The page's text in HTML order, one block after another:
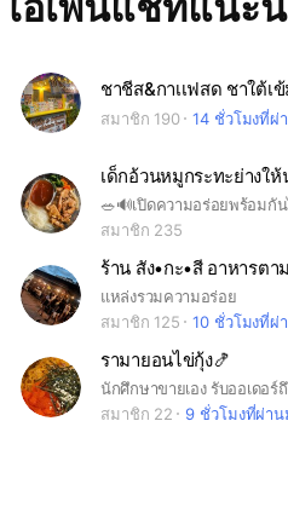
ชาชีส&กาเเฟสด ชาใต้
สมาชิก 190 14 ชั่วโมงที่ผ่
เด็กอ้วนหมูกระทะย่างใ
สมาชิก 235
ร้าน สัง•กะ•สี อาหารตา
แหล่งรวมความอร่อย
สมาชิก 125
10 ชั่วโมงที่ผ่
รามายอนไข่กุ้ง🍤
สมาชิก 22
9 ชั่วโมงที่ผ่าน